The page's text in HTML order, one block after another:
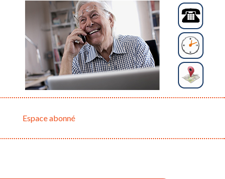
Espace abonné